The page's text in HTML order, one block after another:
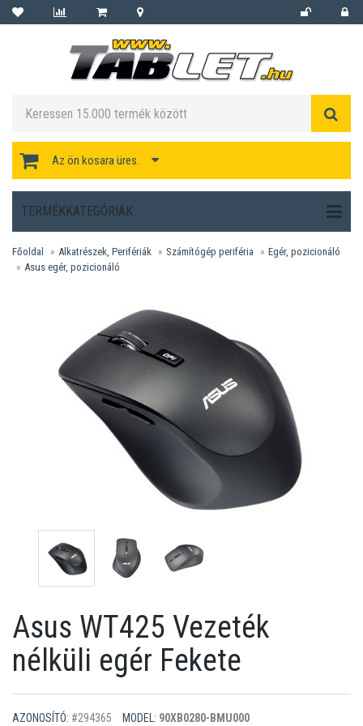
Az ön kosara üres.
TERMÉKKATEGÓRIÁK
Főoldal Alkatrészek, Perifériák Számítógép periféria
Egér, pozicionáló
Asus egér, pozicionáló
Asus WT425 Vezeték
nélküli egér Fekete
AZONOSÍTÓ: #294365 MODEL: 90XB0280-BMU000